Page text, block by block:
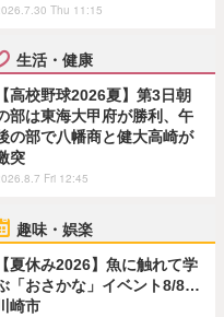
Thu 11:15
生活・健康
【高校野球2026夏】第3日朝
部は東海大甲府が勝利、午
の部で八幡商と健大高崎が
突
Fri 12:45
趣味・娯楽
【夏休み2026】魚に触れて学
「おさかな」イベント8/8…
崎市